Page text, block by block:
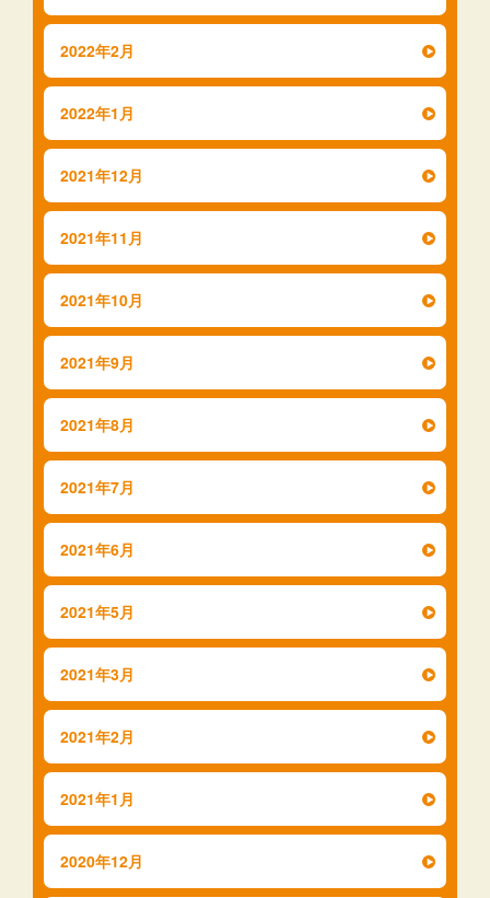
2022年2月
2022年1月
2021年12月
2021年11月
2021年10月
2021年9月
2021年8月
2021年7月
2021年6月
2021年5月
2021年3月
2021年2月
2021年1月
2020年12月